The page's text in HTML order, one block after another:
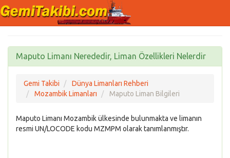
Maputo Limanı Nerededir, Liman Özellikleri Nelerdir
Gemi Takibi
Dünya Limanları Rehberi
Mozambik Limanları
Maputo Liman Bilgileri
Maputo Limanı Mozambik ülkesinde bulunmakta ve limanın
resmi UN/LOCODE kodu MZMPM olarak tanımlanmıştır.